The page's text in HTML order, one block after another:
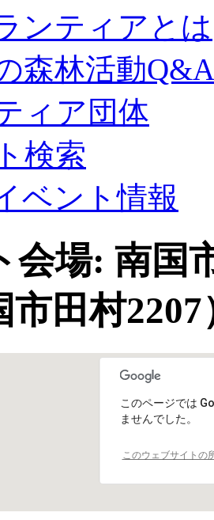
ンティアとは
森林活動Q&A
ィア団体
検索
ベント情報
会場: 南国
市田村2207
このページでは
ませんでした。
このウェブサイトの